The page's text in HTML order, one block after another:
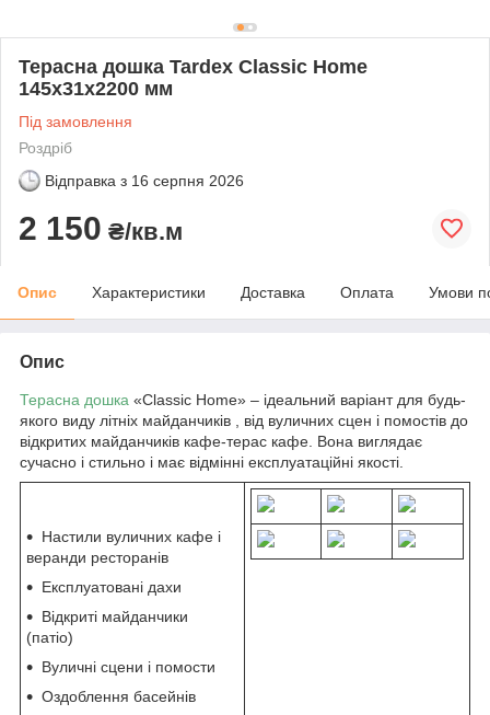
Терасна дошка Tardex Classic Home
145х31х2200 мм
Під замовлення
Роздріб
Відправка з 16 серпня 2026
2 150 ₴/кв.м
Опис Характеристики Доставка Оплата Умови
Опис
Терасна дошка «Classic Home» – ідеальний варіант для будь-
якого виду літніх майданчиків , від вуличних сцен і помостів до
відкритих майданчиків кафе-терас кафе. Вона виглядає
сучасно і стильно і має відмінні експлуатаційні якості.
Настили вуличних кафе і
веранди ресторанів
Експлуатовані дахи
Відкриті майданчики
(патіо)
Вуличні сцени і помости
Оздоблення басейнів